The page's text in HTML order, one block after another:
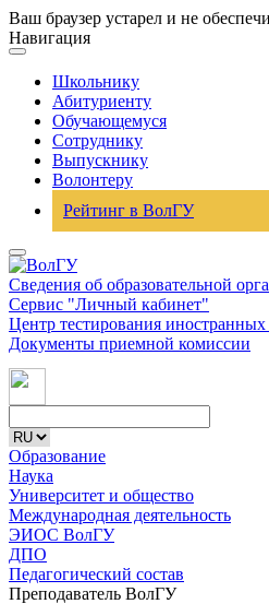
Ваш браузер устарел и не
Навигация
Школьнику
Абитуриенту
Обучающемуся
Сотруднику
Выпускнику
Волонтеру
Рейтинг в ВолГУ
Сведения об образовательной
Сервис "Личный кабинет"
Центр тестирования
Документы приемной комиссии
Образование
Наука
Университет и общество
Международная деятельность
ЭИОС ВолГУ
ДПО
Педагогический состав
Преподаватель ВолГУ